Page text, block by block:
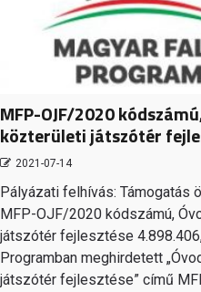
MFP-OJF/2020
közterületi játszótér
2021-07-14
Pályázati felhívás: Támogatás
MFP-OJF/2020 kódszámú,
játszótér fejlesztése
Programban meghirdetett
játszótér fejlesztése” című